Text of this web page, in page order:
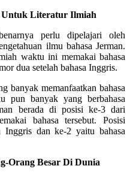
Untuk Literatur Ilmiah
perlu dipelajari oleh
ilmu bahasa Jerman.
waktu ini memakai bahasa
dua setelah bahasa Inggris.
banyak memanfaatkan bahasa
pun banyak yang berbahasa
berada di posisi ke-3 dari
bahasa tersebut. Posisi
Inggris dan ke-2 yaitu bahasa
Orang Besar Di Dunia